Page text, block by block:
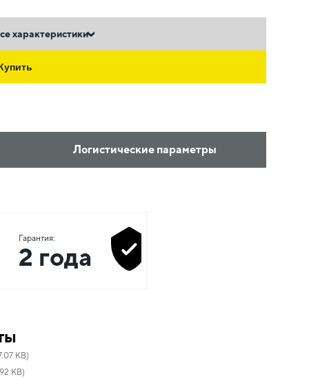
характеристики
Логистические параметры
Гарантия:
2 года
KB)
KB)